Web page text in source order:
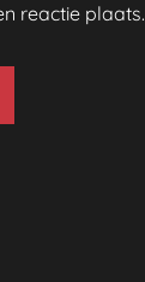
reactie plaats.